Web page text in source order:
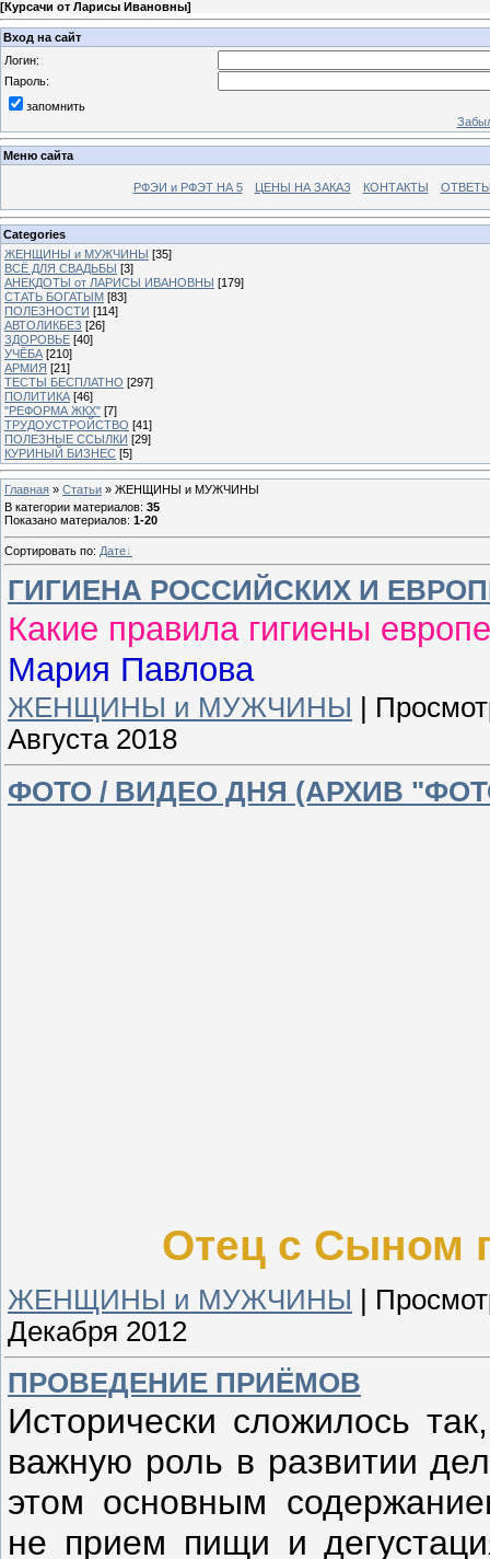
[Курсачи от Ларисы Ивановны]
Вход на сайт
Логин:
Пароль:
запомнить
Меню сайта
РФЭИ и РФЭТ НА 5 ЦЕНЫ НА ЗАКАЗ КОНТАКТЫ
Categories
ЖЕНЩИНЫ и МУЖЧИНЫ [35]
ВСЁ ДЛЯ СВАДЬБЫ [3]
АНЕКДОТЫ от ЛАРИСЫ ИВАНОВНЫ [179]
СТАТЬ БОГАТЫМ [83]
ПОЛЕЗНОСТИ [114]
АВТОЛИКБЕЗ [26]
ЗДОРОВЬЕ [40]
УЧЁБА [210]
АРМИЯ [21]
ТЕСТЫ БЕСПЛАТНО [297]
ПОЛИТИКА [46]
"РЕФОРМА ЖКХ" [7]
ТРУДОУСТРОЙСТВО [41]
ПОЛЕЗНЫЕ ССЫЛКИ [29]
КУРИНЫЙ БИЗНЕС [5]
Главная » Статьи » ЖЕНЩИНЫ и МУЖЧИНЫ
В категории материалов: 35
Показано материалов: 1-20
Сортировать по: Дате
ГИГИЕНА РОССИЙСКИХ И
Какие правила гигиены
Мария Павлова
ЖЕНЩИНЫ и МУЖЧИНЫ
Августа 2018
ФОТО / ВИДЕО ДНЯ (АРХИВ
Отец с Сыном
ЖЕНЩИНЫ и МУЖЧИНЫ
Декабря 2012
ПРОВЕДЕНИЕ ПРИЁМОВ
Исторически сложилось
важную роль в развитии
этом основным
не прием пищи и